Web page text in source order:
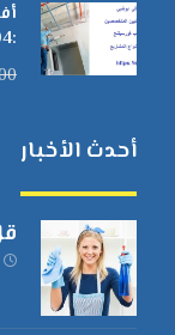
:0553996694
أحدث الأخبار